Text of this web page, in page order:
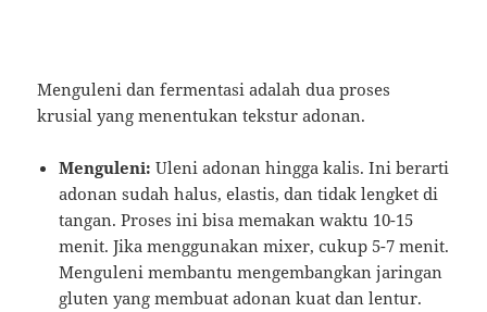
Menguleni dan fermentasi adalah dua proses
krusial yang menentukan tekstur adonan.
Menguleni: Uleni adonan hingga kalis. Ini berarti
adonan sudah halus, elastis, dan tidak lengket di
tangan. Proses ini bisa memakan waktu 10-15
menit. Jika menggunakan mixer, cukup 5-7 menit.
Menguleni membantu mengembangkan jaringan
gluten yang membuat adonan kuat dan lentur.